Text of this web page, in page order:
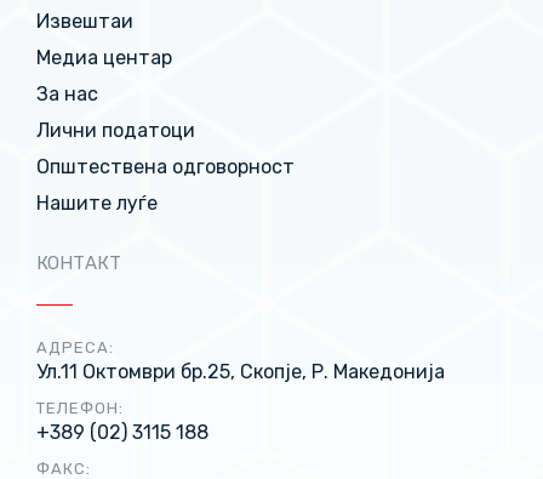
Извештаи
Медиа центар
За нас
Лични податоци
Општествена одговорност
Нашите луѓе
КОНТАКТ
АДРЕСА:
Ул.11 Октомври бр.25, Скопје, Р. Македонија
ТЕЛЕФОН:
+389 (02) 3115 188
ФАКС: